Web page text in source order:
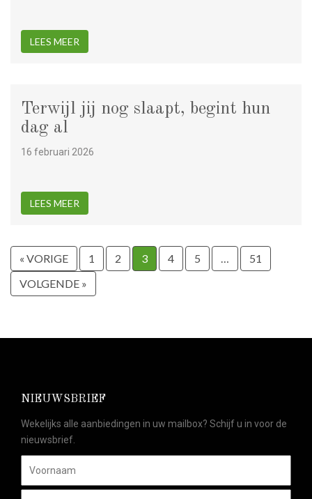
LEES MEER
Terwijl jij nog slaapt, begint hun
dag al
16 februari 2026
LEES MEER
« VORIGE 1 2 3 4 5 …
51
VOLGENDE »
NIEUWSBRIEF
Wekelijks alle aanbiedingen in uw mailbox? Schijf u in voor de
nieuwsbrief.